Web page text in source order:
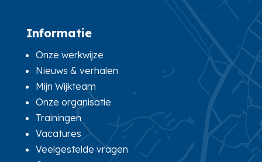
Informatie
Onze werkwijze
Nieuws & verhalen
Mijn Wijkteam
Onze organisatie
Trainingen
Vacatures
Veelgestelde vragen